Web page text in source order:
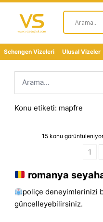
Schengen Vizeleri Ulusal Vizeler
Konu etiketi: mapfre
15 konu
1
romanya
poliçe deneyimlerinizi
güncelleyebilirsiniz.